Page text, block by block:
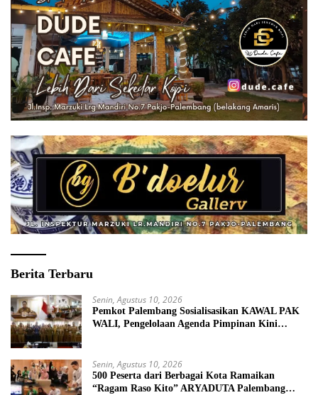
Berita Terbaru
Senin, Agustus 10, 2026
Pemkot Palembang Sosialisasikan KAWAL PAK
WALI, Pengelolaan Agenda Pimpinan Kini
Senin, Agustus 10, 2026
500 Peserta dari Berbagai Kota Ramaikan
“Ragam Raso Kito” ARYADUTA Palembang